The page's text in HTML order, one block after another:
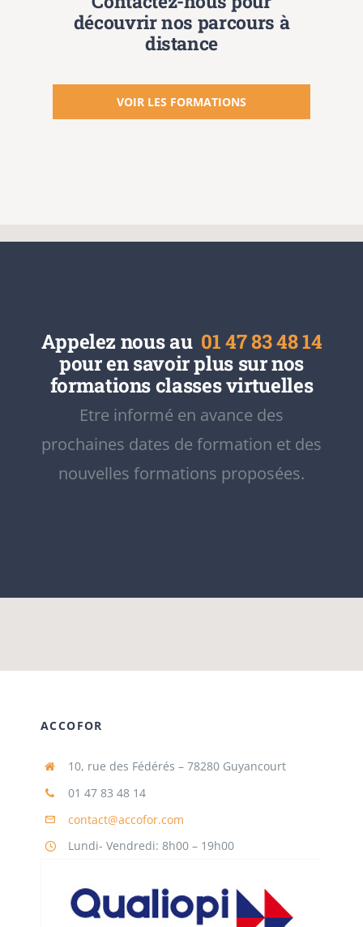
découvrir nos parcours à
distance
VOIR LES FORMATIONS
Appelez nous au 01 47 83 48 14
pour en savoir plus sur nos
formations classes virtuelles
Etre informé en avance des
prochaines dates de formation et des
nouvelles formations proposées.
ACCOFOR
10, rue des Fédérés – 78280 Guyancourt
01 47 83 48 14
contact@accofor.com
Lundi- Vendredi: 8h00 – 19h00